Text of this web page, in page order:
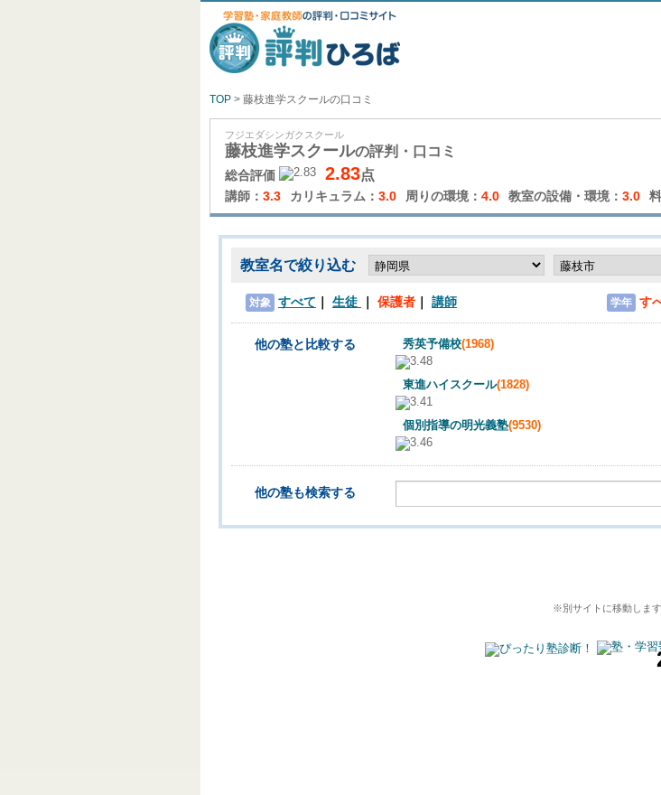
TOP > 藤枝進学スクールの口コミ
フジエダシンガクスクール
藤枝進学スクールの評判・口コミ
総合評価 2.83点
講師： 3.3 カリキュラム： 3.0 周りの環境： 4.0 教室の設備・環境： 3.0
教室名で絞り込む
対象 すべて 生徒 保護者 講師 学年 す
他の塾と比較する 秀英予備校(1968)
東進ハイスクール(1828)
個別指導の明光義塾(9530)
他の塾も検索する
※別サイトに移動します